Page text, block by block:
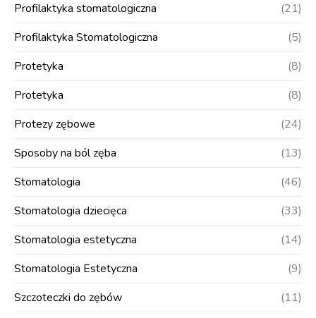
Profilaktyka stomatologiczna
(21)
Profilaktyka Stomatologiczna
(5)
Protetyka
(8)
Protetyka
(8)
Protezy zębowe
(24)
Sposoby na ból zęba
(13)
Stomatologia
(46)
Stomatologia dziecięca
(33)
Stomatologia estetyczna
(14)
Stomatologia Estetyczna
(9)
Szczoteczki do zębów
(11)